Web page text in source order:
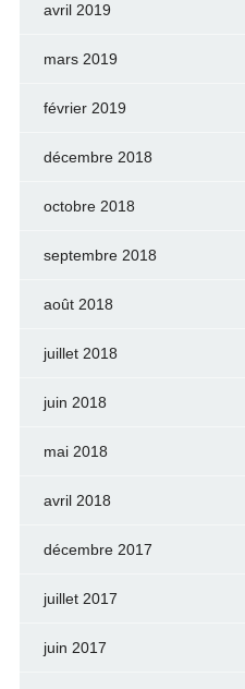
avril 2019
mars 2019
février 2019
décembre 2018
octobre 2018
septembre 2018
août 2018
juillet 2018
juin 2018
mai 2018
avril 2018
décembre 2017
juillet 2017
juin 2017